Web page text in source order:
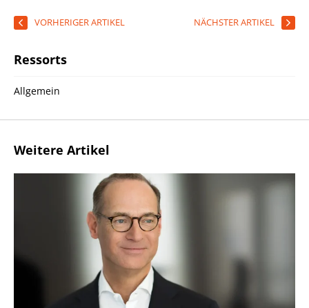
VORHERIGER ARTIKEL NÄCHSTER ARTIKEL
Ressorts
Allgemein
Weitere Artikel